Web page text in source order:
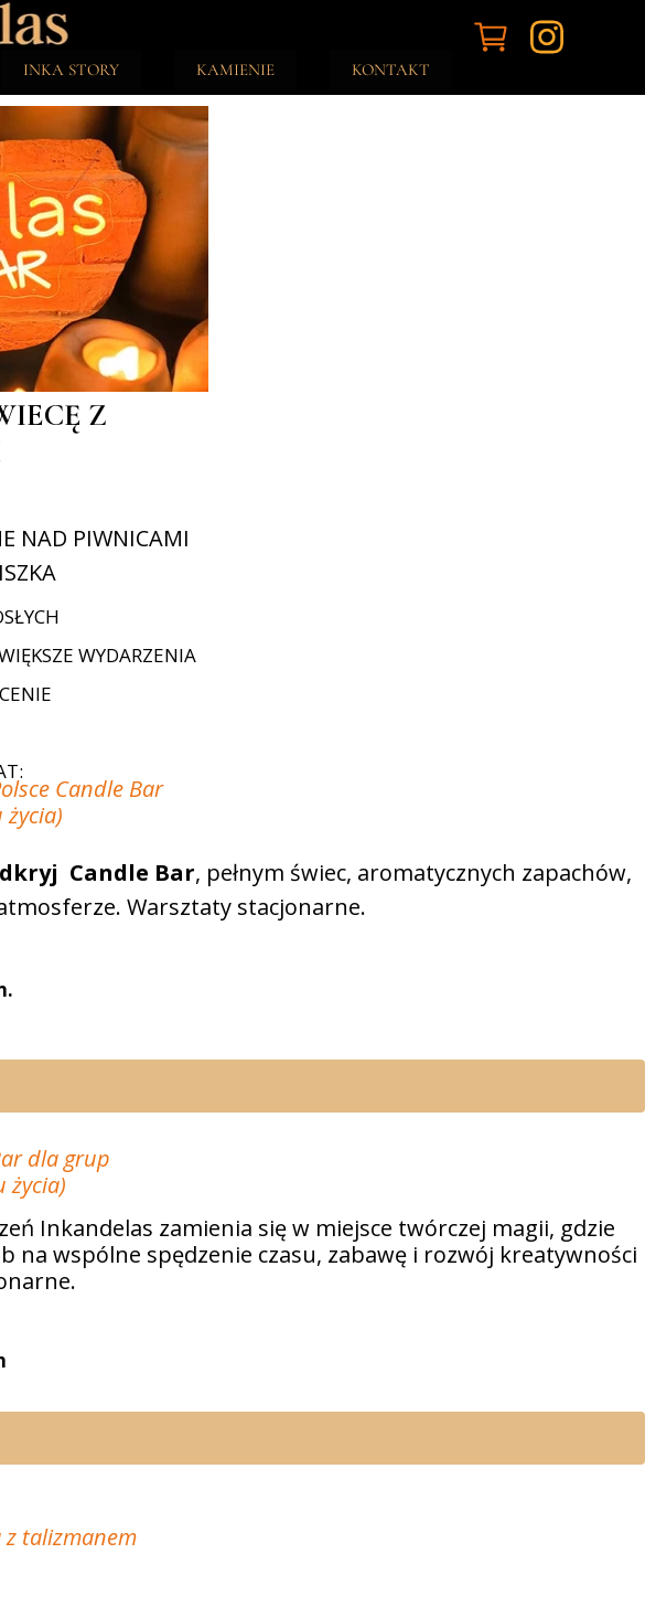
INKA STORY KAMIENIE KONTAKT
talizmanem
dla grup
życia)
Inkandelas zamienia się w miejsce twórczej magii, gdzie
na wspólne spędzenie czasu, zabawę i rozwój kreatywności
Z
NAD PIWNICAMI
WYDARZENIA
Candle Bar
Candle Bar, pełnym świec, aromatycznych zapachów,
Warsztaty stacjonarne.